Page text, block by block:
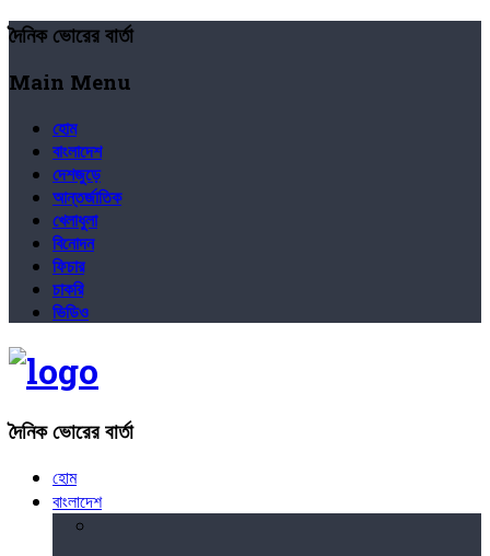
দৈনিক ভোরের বার্তা
Main Menu
হোম
বাংলাদেশ
দেশজুড়ে
আন্তর্জাতিক
খেলাধুলা
বিনোদন
ফিচার
চাকরি
ভিডিও
দৈনিক ভোরের বার্তা
হোম
বাংলাদেশ